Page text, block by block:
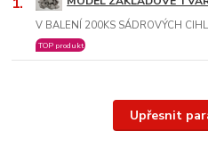
V BALENÍ 200KS SÁDROVÝCH
TOP produkt
Upřesnit